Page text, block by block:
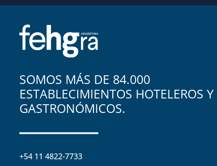
SOMOS MÁS DE 84.000
ESTABLECIMIENTOS HOTELEROS Y
GASTRONÓMICOS.
+54 11 4822-7733